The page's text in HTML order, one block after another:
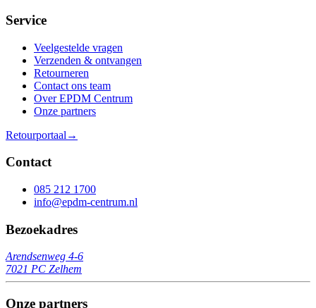
Service
Veelgestelde vragen
Verzenden & ontvangen
Retourneren
Contact ons team
Over EPDM Centrum
Onze partners
Retourportaal →
Contact
085 212 1700
info@epdm-centrum.nl
Bezoekadres
Arendsenweg 4-6
7021 PC Zelhem
Onze partners